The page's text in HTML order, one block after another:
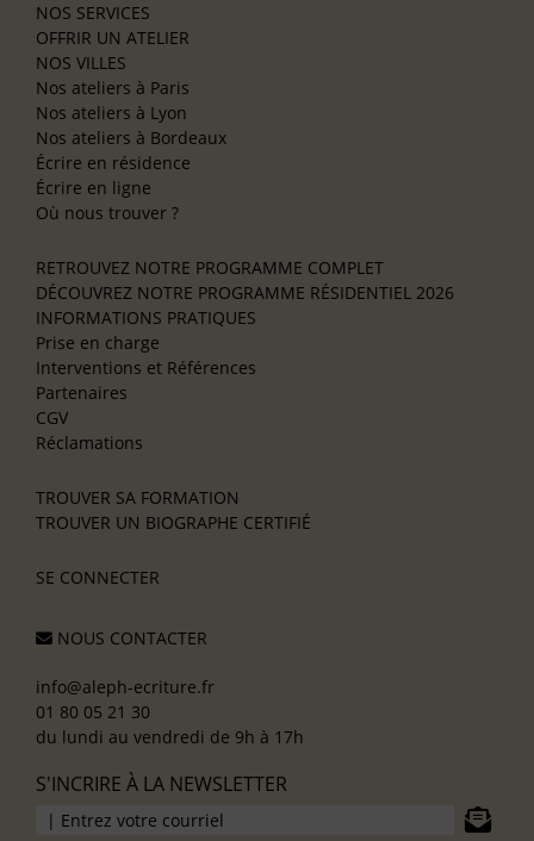
NOS SERVICES
OFFRIR UN ATELIER
NOS VILLES
Nos ateliers à Paris
Nos ateliers à Lyon
Nos ateliers à Bordeaux
Écrire en résidence
Écrire en ligne
Où nous trouver ?
RETROUVEZ NOTRE PROGRAMME COMPLET
DÉCOUVREZ NOTRE PROGRAMME RÉSIDENTIEL 2026
INFORMATIONS PRATIQUES
Prise en charge
Interventions et Références
Partenaires
CGV
Réclamations
TROUVER SA FORMATION
TROUVER UN BIOGRAPHE CERTIFIÉ
SE CONNECTER
NOUS CONTACTER
info@aleph-ecriture.fr
01 80 05 21 30
du lundi au vendredi de 9h à 17h
S'INCRIRE À LA NEWSLETTER